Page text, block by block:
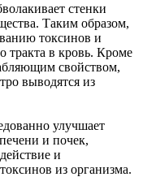
стенки
Таким образом,
токсинов и
тракта в кровь. Кроме
свойством,
выводятся из
улучшает
и почек,
и
из организма.